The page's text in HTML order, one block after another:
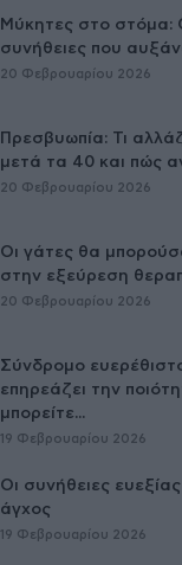
Μύκητες στο στόμα:
συνήθειες που
20 Φεβρουαρίου 2026
Πρεσβυωπία: Τι
μετά τα 40 και πώς
20 Φεβρουαρίου 2026
Οι γάτες θα
στην εξεύρεση
20 Φεβρουαρίου 2026
Σύνδρομο
επηρεάζει την
μπορείτε...
19 Φεβρουαρίου 2026
Οι συνήθειες
άγχος
19 Φεβρουαρίου 2026